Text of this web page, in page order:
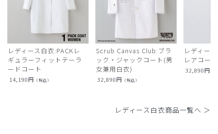
レディース白衣:PACKレ
ギュラーフィットテーラ
ードコート
14,190円 （税込）
Scrub Canvas Club:ブラ
ック・ジャックコート(男
女兼用白衣)
32,890円 （税込）
レディー
レアコート
32,890円
レディース白衣商品一覧へ ＞